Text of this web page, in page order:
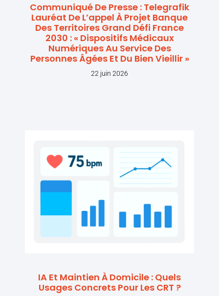
Communiqué De Presse : Telegrafik
Lauréat De L’appel À Projet Banque
Des Territoires Grand Défi France
2030 : « Dispositifs Médicaux
Numériques Au Service Des
Personnes Âgées Et Du Bien Vieillir »
22 juin 2026
IA Et Maintien À Domicile : Quels
Usages Concrets Pour Les CRT ?